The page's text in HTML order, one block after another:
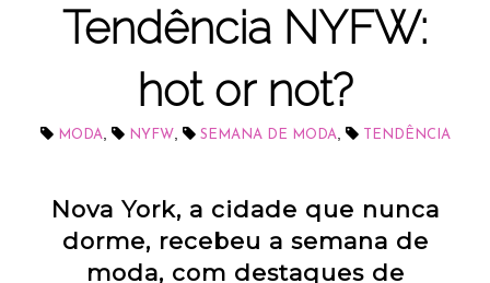
Tendência NYFW:
hot or not?
MODA, NYFW, SEMANA DE MODA, TENDÊNCIA
Nova York, a cidade que nunca
dorme, recebeu a semana de
moda, com destaques de